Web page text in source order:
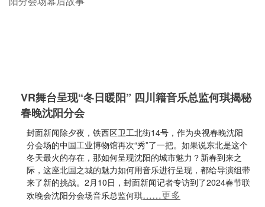
VR舞台呈现“冬日暖阳” 四川籍音乐总监何琪揭秘
春晚沈阳分会
封面新闻除夕夜，铁西区卫工北街14号，作为央视春晚沈阳
分会场的中国工业博物馆再次“秀”了一把。如果说东北是这个
冬天最火的存在，那如何呈现沈阳的城市魅力？新春到来之
际，这座北国之城的魅力如何用音乐进行呈现，都给导演组带
来了新的挑战。2月10日，封面新闻记者专访到了2024春节联
欢晚会沈阳分会场音乐总监何琪……更多